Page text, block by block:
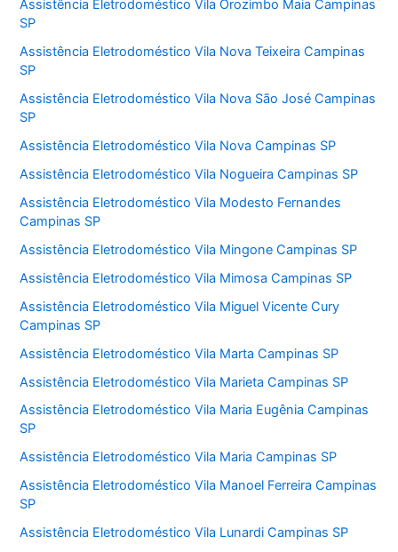
Assistência Eletrodoméstico Vila Orozimbo Maia Campinas
SP
Assistência Eletrodoméstico Vila Nova Teixeira Campinas
SP
Assistência Eletrodoméstico Vila Nova São José Campinas
SP
Assistência Eletrodoméstico Vila Nova Campinas SP
Assistência Eletrodoméstico Vila Nogueira Campinas SP
Assistência Eletrodoméstico Vila Modesto Fernandes
Campinas SP
Assistência Eletrodoméstico Vila Mingone Campinas SP
Assistência Eletrodoméstico Vila Mimosa Campinas SP
Assistência Eletrodoméstico Vila Miguel Vicente Cury
Campinas SP
Assistência Eletrodoméstico Vila Marta Campinas SP
Assistência Eletrodoméstico Vila Marieta Campinas SP
Assistência Eletrodoméstico Vila Maria Eugênia Campinas
SP
Assistência Eletrodoméstico Vila Maria Campinas SP
Assistência Eletrodoméstico Vila Manoel Ferreira Campinas
SP
Assistência Eletrodoméstico Vila Lunardi Campinas SP